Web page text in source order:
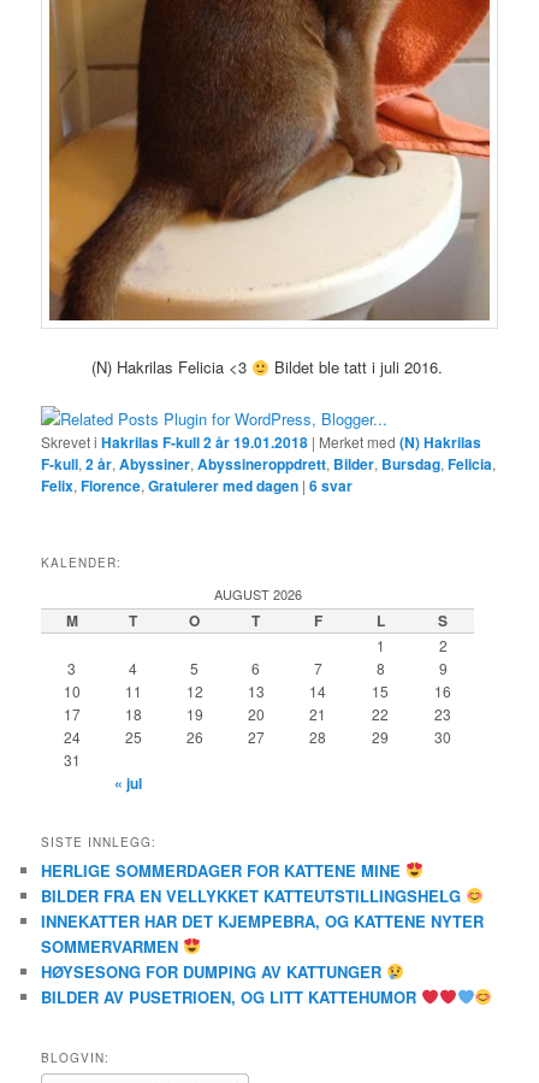
(N) Hakrilas Felicia <3 Bildet ble tatt i juli 2016.
Skrevet i Hakrilas F-kull 2 år 19.01.2018 | Merket med (N) Hakrilas
F-kull,2 år,Abyssiner,Abyssineroppdrett, Bilder, Bursdag,Felicia,
Felix,Florence,Gratulerer med dagen |6svar
KALENDER:
AUGUST 2026
M T O T F L S
1
2
3
4 5 6 7 8
9
10
11 12 13 14 15
16
17
18 19 20 21 22
23
24
25 26 27 28 29
30
31
« jul
SISTE INNLEGG:
HERLIGE SOMMERDAGER FOR KATTENE MINE
BILDER FRA EN VELLYKKET KATTEUTSTILLINGSHELG
INNEKATTER HAR DET KJEMPEBRA, OG KATTENE NYTER
SOMMERVARMEN
HØYSESONG FOR DUMPING AV KATTUNGER
BILDER AV PUSETRIOEN, OG LITT KATTEHUMOR
BLOGVIN: